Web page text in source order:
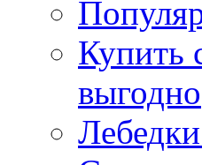
Купить
выгодно